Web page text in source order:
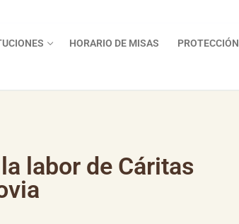
HORARIO DE MISAS
labor de Cáritas